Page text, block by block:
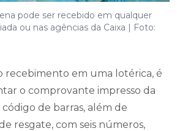
pode ser recebido em qualquer
ou nas agências da Caixa | Foto:
recebimento em uma lotérica, é
o comprovante impresso da
de barras, além de
resgate, com seis números,